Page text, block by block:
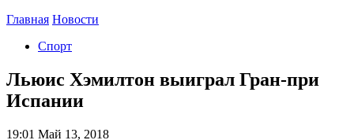
Главная Новости
Спорт
Льюис Хэмилтон выиграл Гран-при
Испании
19:01 Май 13, 2018